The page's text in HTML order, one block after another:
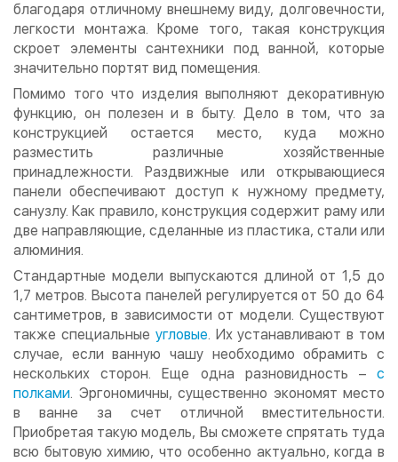
благодаря отличному внешнему виду, долговечности,
легкости монтажа. Кроме того, такая конструкция
скроет элементы сантехники под ванной, которые
значительно портят вид помещения.
Помимо того что изделия выполняют декоративную
функцию, он полезен и в быту. Дело в том, что за
конструкцией остается место, куда можно
разместить различные хозяйственные
принадлежности. Раздвижные или открывающиеся
панели обеспечивают доступ к нужному предмету,
санузлу. Как правило, конструкция содержит раму или
две направляющие, сделанные из пластика, стали или
алюминия.
Стандартные модели выпускаются длиной от 1,5 до
1,7 метров. Высота панелей регулируется от 50 до 64
сантиметров, в зависимости от модели. Существуют
также специальные угловые. Их устанавливают в том
случае, если ванную чашу необходимо обрамить с
нескольких сторон. Еще одна разновидность – с
полками. Эргономичны, существенно экономят место
в ванне за счет отличной вместительности.
Приобретая такую модель, Вы сможете спрятать туда
всю бытовую химию, что особенно актуально, когда в